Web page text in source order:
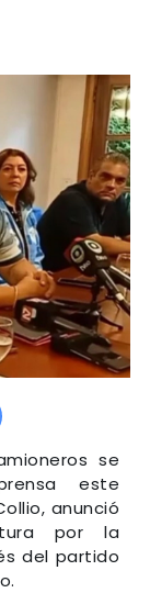
se
este
anunció
por la
del partido